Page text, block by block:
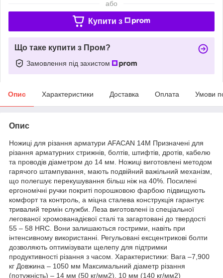
або
Купити з
Що таке купити з Пром?
Замовлення під захистом
Опис Характеристики Доставка Оплата Умови
Опис
Ножиці для різання арматури AFACAN 14М Призначені для
різання арматурних стрижнів, болтів, штифтів, дротів, кабелю
та проводів діаметром до 14 мм. Ножиці виготовлені методом
гарячого штампування, мають подвійний важільний механізм,
що полегшує перекушування більш ніж на 40%. Посилені
ергономічні ручки покриті порошковою фарбою підвищують
комфорт та контроль, а міцна сталева конструкція гарантує
тривалий термін служби. Леза виготовлені із спеціальної
легованої хромованадієвої сталі та загартовані до твердості
55 – 58 HRC. Вони залишаються гострими, навіть при
інтенсивному використанні. Регульовані ексцентрикові болти
дозволяють оптимізувати щелепу для підтримки
продуктивності різання з часом. Характеристики: Вага –7,900
кг Довжина – 1050 мм Максимальний діаметр різання
(потужність) – 14 мм (50 кг/мм2), 10 мм (140 кг/мм2)